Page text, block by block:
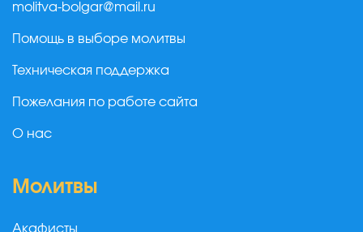
molitva-bolgar@mail.ru
Помощь в выборе молитвы
Техническая поддержка
Пожелания по работе сайта
О нас
Молитвы
Акафисты